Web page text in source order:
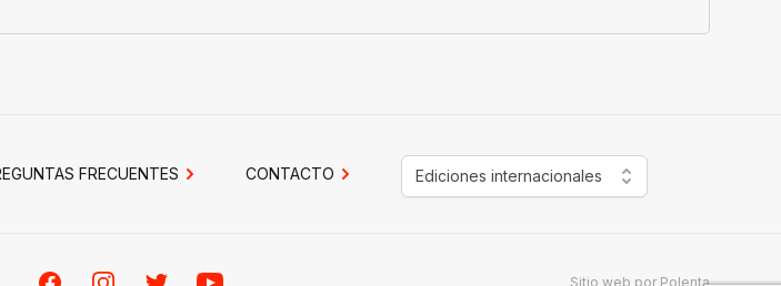
FRECUENTES CONTACTO Ediciones internacionales
Sitio web por Polenta